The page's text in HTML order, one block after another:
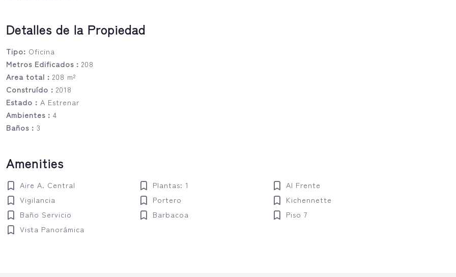
Detalles de la Propiedad
Tipo: Oficina
Metros Edificados : 208
Area total : 208 m²
Construído : 2018
Estado : A Estrenar
Ambientes : 4
Baños : 3
Amenities
Aire A. Central Plantas: 1
Al Frente
Vigilancia
Portero
Kichennette
Baño Servicio
Barbacoa
Piso 7
Vista Panorámica